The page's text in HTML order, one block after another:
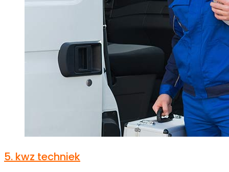
5. kwz techniek